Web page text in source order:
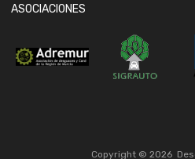
ASOCIACIONES
Copyright © 2026